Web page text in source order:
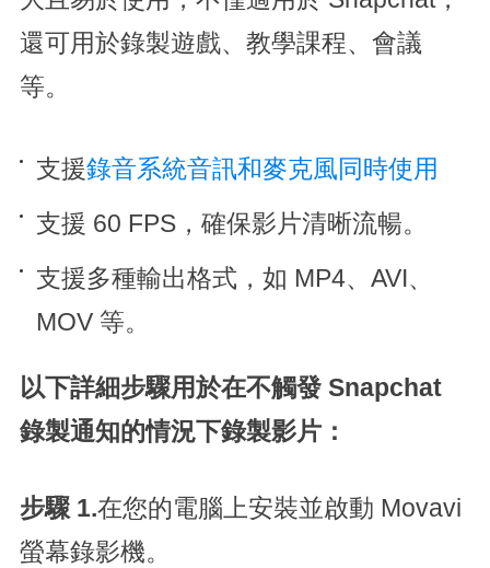
還可用於錄製遊戲、教學課程、會議
等。
支援錄音系統音訊和麥克風同時使用
支援 60 FPS，確保影片清晰流暢。
支援多種輸出格式，如 MP4、AVI、
MOV 等。
以下詳細步驟用於在不觸發 Snapchat
錄製通知的情況下錄製影片：
步驟 1.在您的電腦上安裝並啟動 Movavi
螢幕錄影機。